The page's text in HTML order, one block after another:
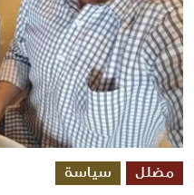
مضلل سياسة